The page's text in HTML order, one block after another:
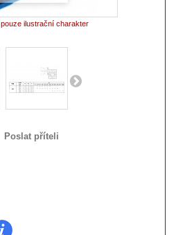
ilustrační charakter
Poslat příteli